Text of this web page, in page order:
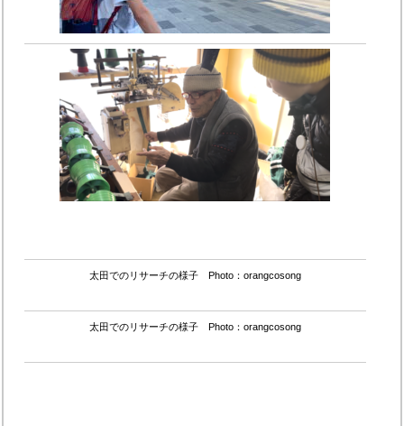
太田でのリサーチの様子 Photo：orangcosong
太田でのリサーチの様子 Photo：orangcosong